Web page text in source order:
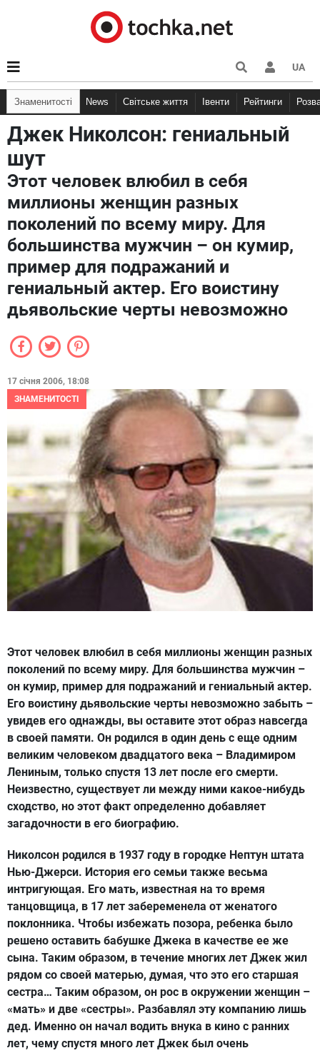
UA
Знаменитості News Світське життя Івенти Рейтинги
Джек Николсон: гениальный
шут
Этот человек влюбил в себя
миллионы женщин разных
поколений по всему миру. Для
большинства мужчин – он кумир,
пример для подражаний и
гениальный актер. Его воистину
дьявольские черты невозможно
17 січня 2006, 18:08
ЗНАМЕНИТОСТІ
Этот человек влюбил в себя миллионы женщин разных
поколений по всему миру. Для большинства мужчин –
он кумир, пример для подражаний и гениальный актер.
Его воистину дьявольские черты невозможно забыть –
увидев его однажды, вы оставите этот образ навсегда
в своей памяти. Он родился в один день с еще одним
великим человеком двадцатого века – Владимиром
Лениным, только спустя 13 лет после его смерти.
Неизвестно, существует ли между ними какое-нибудь
сходство, но этот факт определенно добавляет
загадочности в его биографию.
Николсон родился в 1937 году в городке Нептун штата
Нью-Джерси. История его семьи также весьма
интригующая. Его мать, известная на то время
танцовщица, в 17 лет забеременела от женатого
поклонника. Чтобы избежать позора, ребенка было
решено оставить бабушке Джека в качестве ее же
сына. Таким образом, в течение многих лет Джек жил
рядом со своей матерью, думая, что это его старшая
сестра… Таким образом, он рос в окружении женщин –
«мать» и две «сестры». Разбавлял эту компанию лишь
дед. Именно он начал водить внука в кино с ранних
лет, чему спустя много лет Джек был очень